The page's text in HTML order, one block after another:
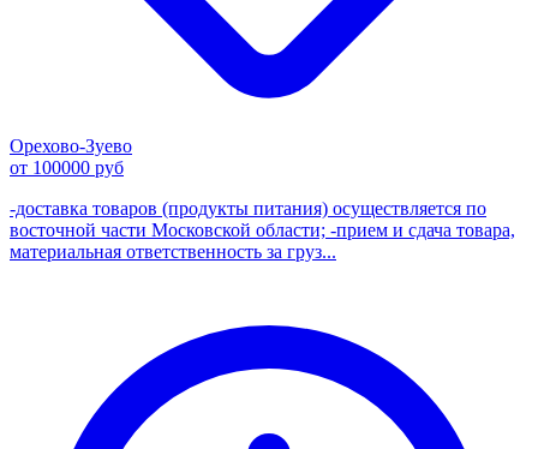
Орехово-Зуево
от 100000 руб
-доставка товаров (продукты питания) осуществляется по
восточной части Московской области; -прием и сдача товара,
материальная ответственность за груз...